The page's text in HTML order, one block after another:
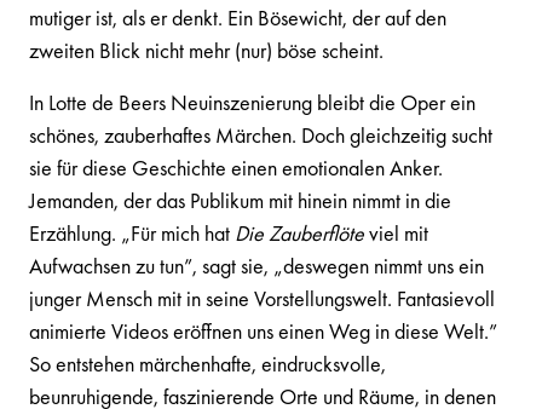
mutiger ist, als er denkt. Ein Bösewicht, der auf den
zweiten Blick nicht mehr (nur) böse scheint.
In Lotte de Beers Neuinszenierung bleibt die Oper ein
schönes, zauberhaftes Märchen. Doch gleichzeitig sucht
sie für diese Geschichte einen emotionalen Anker.
Jemanden, der das Publikum mit hinein nimmt in die
Erzählung. „Für mich hat Die Zauberflöteviel mit
Aufwachsen zu tun”, sagt sie, „deswegen nimmt uns ein
junger Mensch mit in seine Vorstellungswelt. Fantasievoll
animierte Videos eröffnen uns einen Weg in diese Welt.”
So entstehen märchenhafte, eindrucksvolle,
beunruhigende, faszinierende Orte und Räume, in denen